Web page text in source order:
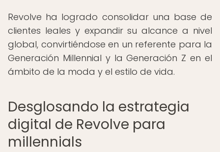
Revolve ha logrado consolidar una base de
clientes leales y expandir su alcance a nivel
global, convirtiéndose en un referente para la
Generación Millennial y la Generación Z en el
ámbito de la moda y el estilo de vida.
Desglosando la estrategia
digital de Revolve para
millennials